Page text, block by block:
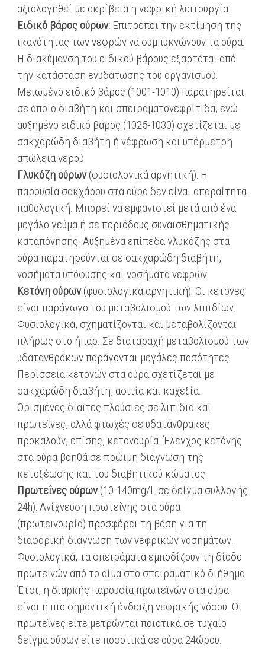
αξιολογηθεί με ακρίβεια η νεφρική λειτουργία.
Ειδικό βάρος ούρων: Επιτρέπει την εκτίμηση της
ικανότητας των νεφρών να συμπυκνώνουν τα ούρα.
Η διακύμανση του ειδικού βάρους εξαρτάται από
την κατάσταση ενυδάτωσης του οργανισμού.
Μειωμένο ειδικό βάρος (1001-1010) παρατηρείται
σε άποιο διαβήτη και σπειραματονεφρίτιδα, ενώ
αυξημένο ειδικό βάρος (1025-1030) σχετίζεται με
σακχαρώδη διαβήτη ή νέφρωση και υπέρμετρη
απώλεια νερού.
Γλυκόζη ούρων(φυσιολογικά αρνητική): Η
παρουσία σακχάρου στα ούρα δεν είναι απαραίτητα
παθολογική. Μπορεί να εμφανιστεί μετά από ένα
μεγάλο γεύμα ή σε περιόδους συναισθηματικής
καταπόνησης. Αυξημένα επίπεδα γλυκόζης στα
ούρα παρατηρούνται σε σακχαρώδη διαβήτη,
νοσήματα υπόφυσης και νοσήματα νεφρών.
Κετόνη ούρων(φυσιολογικά αρνητική): Οι κετόνες
είναι παράγωγο του μεταβολισμού των λιπιδίων.
Φυσιολογικά, σχηματίζονται και μεταβολίζονται
πλήρως στο ήπαρ. Σε διαταραχή μεταβολισμού των
υδατανθράκων παράγονται μεγάλες ποσότητες.
Περίσσεια κετονών στα ούρα σχετίζεται με
σακχαρώδη διαβήτη, ασιτία και καχεξία.
Ορισμένες δίαιτες πλούσιες σε λιπίδια και
πρωτεΐνες, αλλά φτωχές σε υδατάνθρακες
προκαλούν, επίσης, κετονουρία. Έλεγχος κετόνης
στα ούρα βοηθά σε πρώιμη διάγνωση της
κετοξέωσης και του διαβητικού κώματος.
Πρωτεΐνες ούρων(10-140mg/L σε δείγμα συλλογής
24h): Ανίχνευση πρωτεΐνης στα ούρα
(πρωτεϊνουρία) προσφέρει τη βάση για τη
διαφορική διάγνωση των νεφρικών νοσημάτων.
Φυσιολογικά, τα σπειράματα εμποδίζουν τη δίοδο
πρωτεϊνών από το αίμα στο σπειραματικό διήθημα.
Έτσι, η διαρκής παρουσία πρωτεϊνών στα ούρα
είναι η πιο σημαντική ένδειξη νεφρικής νόσου. Οι
πρωτεΐνες είτε μετρώνται ποιοτικά σε τυχαίο
δείγμα ούρων είτε ποσοτικά σε ούρα 24ώρου.